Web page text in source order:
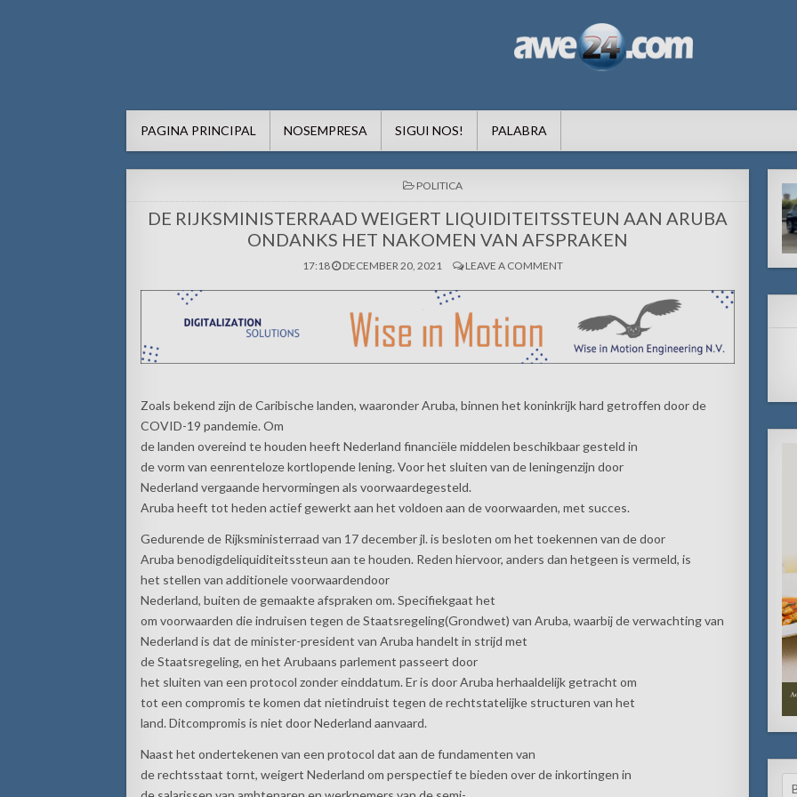
PAGINA PRINCIPAL NOSEMPRESA SIGUI NOS! PALABRA
POSTED
IN
POLITICA
DE RIJKSMINISTERRAAD WEIGERT LIQUIDITEITSSTEUN AAN ARUBA
ONDANKS HET NAKOMEN VAN AFSPRAKEN
17:18 DECEMBER 20, 2021 LEAVE A COMMENT
Zoals bekend zijn de Caribische landen, waaronder Aruba, binnen het koninkrijk hard getroffen door de
COVID-19 pandemie. Om
de landen overeind te houden heeft Nederland financiële middelen beschikbaar gesteld in
de vorm van eenrenteloze kortlopende lening. Voor het sluiten van de leningenzijn door
Nederland vergaande hervormingen als voorwaardegesteld.
Aruba heeft tot heden actief gewerkt aan het voldoen aan de voorwaarden, met succes.
Gedurende de Rijksministerraad van 17 december jl. is besloten om het toekennen van de door
Aruba benodigdeliquiditeitssteun aan te houden. Reden hiervoor, anders dan hetgeen is vermeld, is
het stellen van additionele voorwaardendoor
Nederland, buiten de gemaakte afspraken om. Specifiekgaat het
om voorwaarden die indruisen tegen de Staatsregeling(Grondwet) van Aruba, waarbij de verwachting van
Nederland is dat de minister-president van Aruba handelt in strijd met
de Staatsregeling, en het Arubaans parlement passeert door
het sluiten van een protocol zonder einddatum. Er is door Aruba herhaaldelijk getracht om
tot een compromis te komen dat nietindruist tegen de rechtstatelijke structuren van het
land. Ditcompromis is niet door Nederland aanvaard.
Naast het ondertekenen van een protocol dat aan de fundamenten van
de rechtsstaat tornt, weigert Nederland om perspectief te bieden over de inkortingen in